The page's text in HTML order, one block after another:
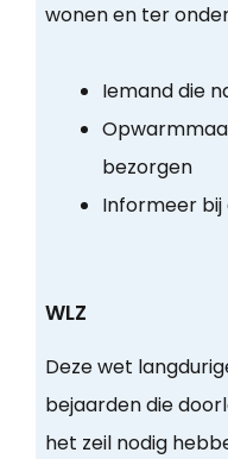
wonen en ter
Iemand die
bezorgen
Informeer
WLZ
Deze wet
bejaarden die
het zeil nodig